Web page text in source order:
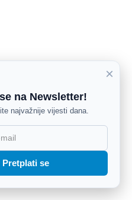
×
na Newsletter!
najvažnije vijesti dana.
Pretplati se